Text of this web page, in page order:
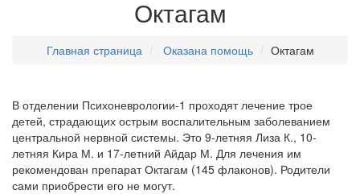
Октагам
Главная страница Оказана помощь Октагам
В отделении Психоневрологии-1 проходят лечение трое
детей, страдающих острым воспалительным заболеванием
центральной нервной системы. Это 9-летняя Лиза К., 10-
летняя Кира М. и 17-летний Айдар М. Для лечения им
рекомендован препарат Октагам (145 флаконов). Родители
сами приобрести его не могут.